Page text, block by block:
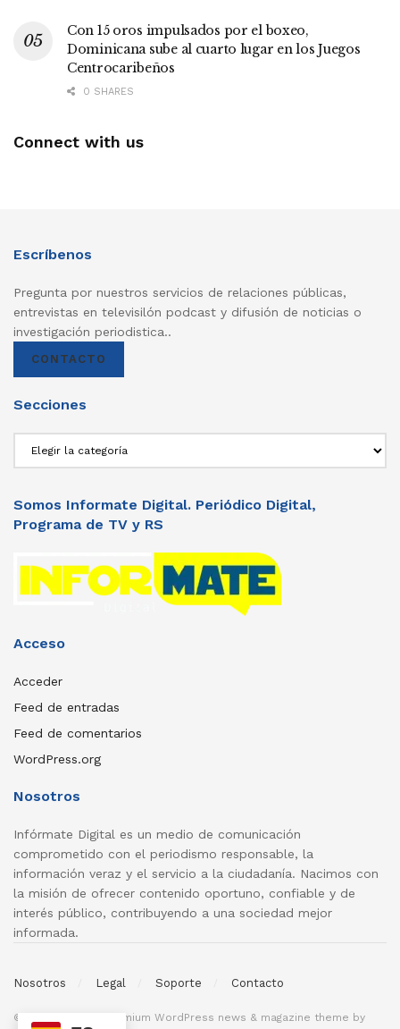
Con 15 oros impulsados por el boxeo,
Dominicana sube al cuarto lugar en los Juegos
Centrocaribeños
0 SHARES
Connect with us
Escríbenos
Pregunta por nuestros servicios de relaciones públicas,
entrevistas en televisilón podcast y difusión de noticias o
investigación periodistica..
CONTACTO
Secciones
Somos Informate Digital. Periódico Digital,
Programa de TV y RS
Acceso
Acceder
Feed de entradas
Feed de comentarios
WordPress.org
Nosotros
Infórmate Digital es un medio de comunicación
comprometido con el periodismo responsable, la
información veraz y el servicio a la ciudadanía. Nacimos con
la misión de ofrecer contenido oportuno, confiable y de
interés público, contribuyendo a una sociedad mejor
informada.
Nosotros Legal Soporte Contacto
© 2026 - Premium WordPress news & magazine theme by